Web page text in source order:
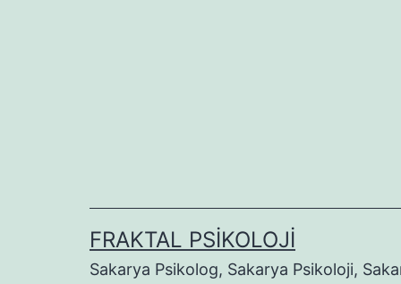
FRAKTAL PSIKOLOJI
Sakarya Psikolog, Sakarya Psikoloji,